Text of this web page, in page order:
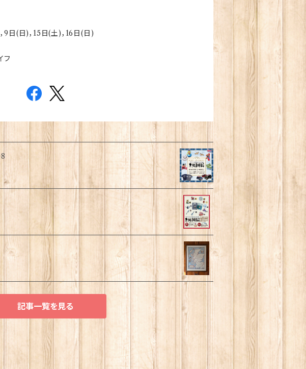
9日(日)，15日(土)，16日(日)
フ
記事一覧を見る